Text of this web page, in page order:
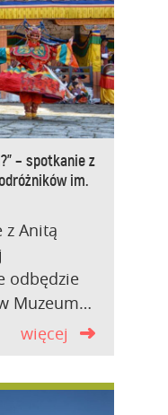
– spotkanie z
im.
z Anitą
odbędzie
Muzeum…
więcej